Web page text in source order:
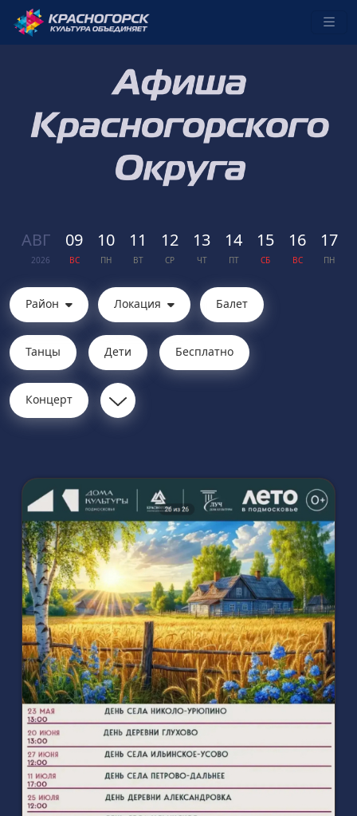
АВГ
2026
09
ВС
10
ПН
11
ВТ
12
СР
13
ЧТ
14
ПТ
15
СБ
16
ВС
17
ПН
Район Локация Балет
Танцы Дети Бесплатно
Концерт